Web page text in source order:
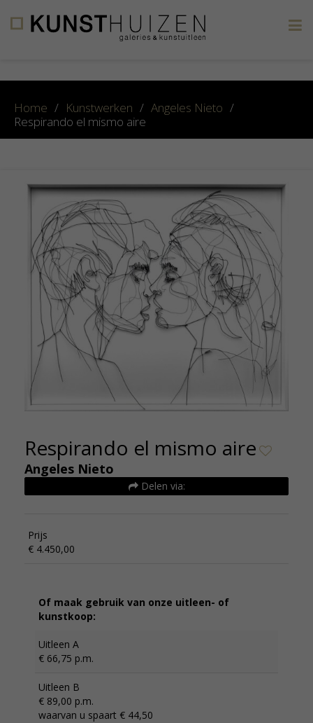
Home / Kunstwerken / Angeles Nieto /
Respirando el mismo aire
Respirando el mismo aire
Angeles Nieto
Delen via:
Prijs
€ 4.450,00
Of maak gebruik van onze uitleen- of
kunstkoop:
Uitleen A
€ 66,75 p.m.
Uitleen B
€ 89,00 p.m.
waarvan u spaart € 44,50